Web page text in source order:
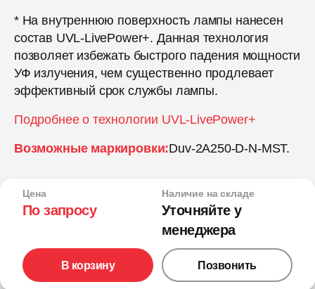
* На внутреннюю поверхность лампы нанесен
состав UVL-LivePower+. Данная технология
позволяет избежать быстрого падения мощности
УФ излучения, чем существенно продлевает
эффективный срок службы лампы.
Подробнее о технологии UVL-LivePower+
Возможные маркировки:Duv-2А250-D-N-MST.
Цена
По запросу
Наличие на складе
Уточняйте у
менеджера
В корзину Позвонить